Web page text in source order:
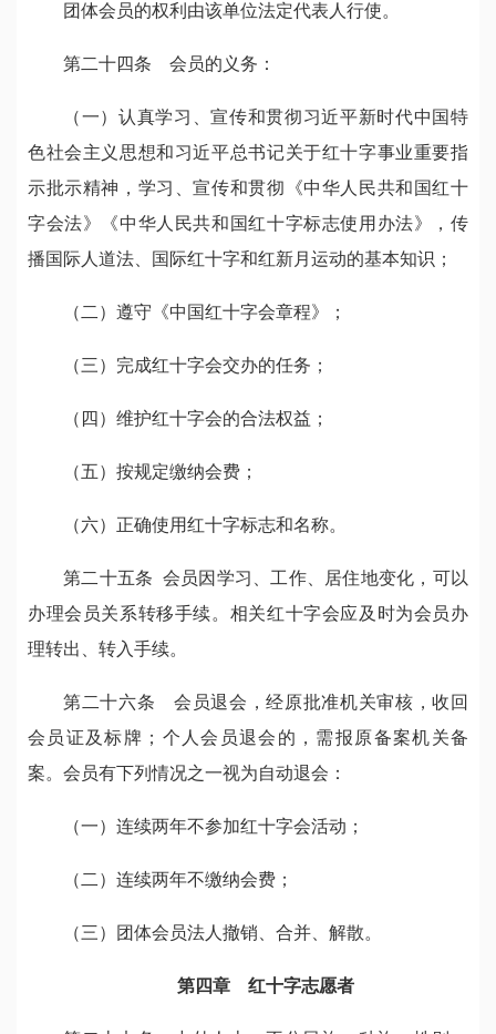
团体会员的权利由该单位法定代表人行使。
第二十四条 会员的义务：
（一）认真学习、宣传和贯彻习近平新时代中国特
色社会主义思想和习近平总书记关于红十字事业重要指
示批示精神，学习、宣传和贯彻《中华人民共和国红十
字会法》《中华人民共和国红十字标志使用办法》，传
播国际人道法、国际红十字和红新月运动的基本知识；
（二）遵守《中国红十字会章程》；
（三）完成红十字会交办的任务；
（四）维护红十字会的合法权益；
（五）按规定缴纳会费；
（六）正确使用红十字标志和名称。
第二十五条 会员因学习、工作、居住地变化，可以
办理会员关系转移手续。相关红十字会应及时为会员办
理转出、转入手续。
第二十六条 会员退会，经原批准机关审核，收回
会员证及标牌；个人会员退会的，需报原备案机关备
案。会员有下列情况之一视为自动退会：
（一）连续两年不参加红十字会活动；
（二）连续两年不缴纳会费；
（三）团体会员法人撤销、合并、解散。
第四章 红十字志愿者